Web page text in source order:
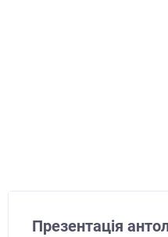
Презентація